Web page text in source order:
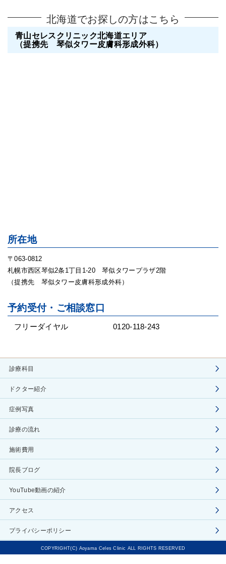
北海道でお探しの方はこちら
青山セレスクリニック北海道エリア
（提携先 琴似タワー皮膚科形成外科）
所在地
〒063-0812
札幌市西区琴似2条1丁目1-20 琴似タワープラザ2階
（提携先 琴似タワー皮膚科形成外科）
予約受付・ご相談窓口
フリーダイヤル 0120-118-243
診療科目
ドクター紹介
症例写真
診療の流れ
施術費用
院長ブログ
YouTube動画の紹介
アクセス
プライバシーポリシー
COPYRIGHT(C) Aoyama Celes Clinic ALL RIGHTS RESERVED